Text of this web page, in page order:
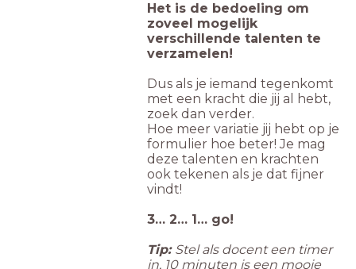
Het is de bedoeling om
zoveel mogelijk
verschillende talenten te
verzamelen!
Dus als je iemand tegenkomt
met een kracht die jij al hebt,
zoek dan verder.
Hoe meer variatie jij hebt op je
formulier hoe beter! Je mag
deze talenten en krachten
ook tekenen als je dat fijner
vindt!
3… 2… 1… go!
Tip: Stel als docent een timer
in, 10 minuten is een mooie